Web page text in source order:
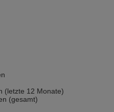
(letzte 12 Monate)
(gesamt)